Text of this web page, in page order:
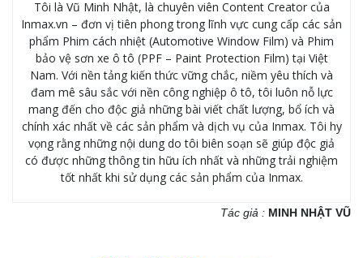
Tôi là Vũ Minh Nhật, là chuyên viên Content Creator của
Inmax.vn – đơn vị tiên phong trong lĩnh vực cung cấp các sản
phẩm Phim cách nhiệt (Automotive Window Film) và Phim
bảo vệ sơn xe ô tô (PPF – Paint Protection Film) tại Việt
Nam. Với nền tảng kiến thức vững chắc, niềm yêu thích và
đam mê sâu sắc với nền công nghiệp ô tô, tôi luôn nỗ lực
mang đến cho độc giả những bài viết chất lượng, bổ ích và
chính xác nhất về các sản phẩm và dịch vụ của Inmax. Tôi hy
vọng rằng những nội dung do tôi biên soạn sẽ giúp độc giả
có được những thông tin hữu ích nhất và những trải nghiệm
tốt nhất khi sử dụng các sản phẩm của Inmax.
Tác giả : MINH NHẬT VŨ